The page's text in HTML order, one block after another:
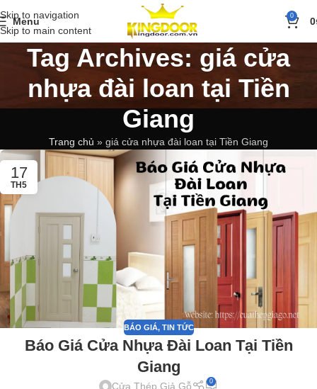
Skip to navigation
Skip to main content
Menu 0 0
Tag Archives: giá cửa
nhựa đài loan tại Tiền
Giang
Trang chủ » giá cửa nhựa đài loan tại Tiền Giang
17
TH5
BÁO GIÁ, TIN TỨC
Báo Giá Cửa Nhựa Đài Loan Tại Tiền
Giang
Cửa Thép Giả Gỗ 0